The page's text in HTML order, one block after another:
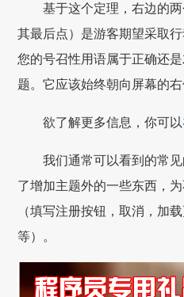
基于这个定理，右边的
其最后点）是游客期望采取
您的号召性用语属于正确还
题。它应该始终朝向屏幕的右
欲了解更多信息，你可以
我们通常可以看到的常
了增加主题外的一些东西，
（填写注册按钮，取消，加
等）。